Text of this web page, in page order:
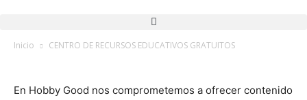
Inicio CENTRO DE RECURSOS EDUCATIVOS GRATUITOS
En Hobby Good nos comprometemos a ofrecer contenido